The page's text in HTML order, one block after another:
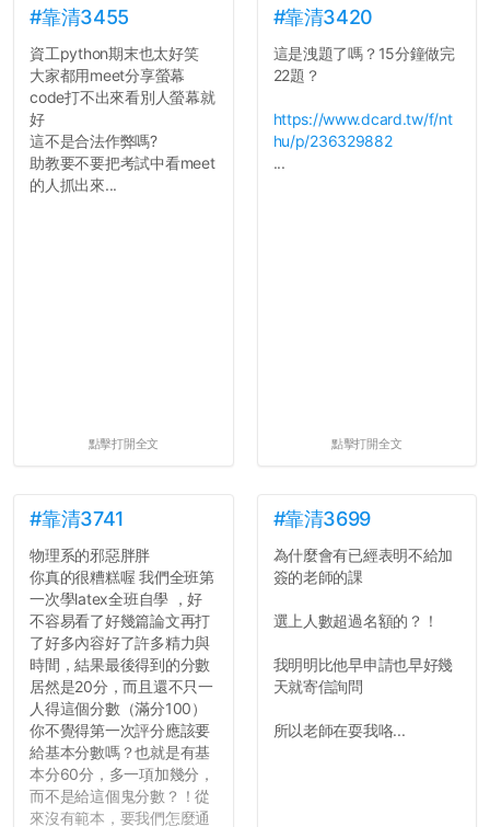
舍房間，都歡迎留言讓我知
道...
#靠清3455
資工python期末也太好笑
大家都用meet分享螢幕
code打不出來看別人螢幕就
好
這不是合法作弊嗎?
助教要不要把考試中看meet
的人抓出來...
點擊打開全文
#靠清3420
這是洩題了嗎？15分鐘做完
22題？
https://www.dcard.tw/f/nt
hu/p/236329882
...
點擊打開全文
#靠清3741
物理系的邪惡胖胖
你真的很糟糕喔 我們全班第
一次學latex全班自學 ，好
不容易看了好幾篇論文再打
了好多內容好了許多精力與
時間，結果最後得到的分數
居然是20分，而且還不只一
人得這個分數（滿分100）
你不覺得第一次評分應該要
給基本分數嗎？也就是有基
本分60分，多一項加幾分，
而不是給這個鬼分數？！從
來沒有範本，要我們怎麼通
#靠清3699
為什麼會有已經表明不給加
簽的老師的課
選上人數超過名額的？！
我明明比他早申請也早好幾
天就寄信詢問
所以老師在耍我咯...